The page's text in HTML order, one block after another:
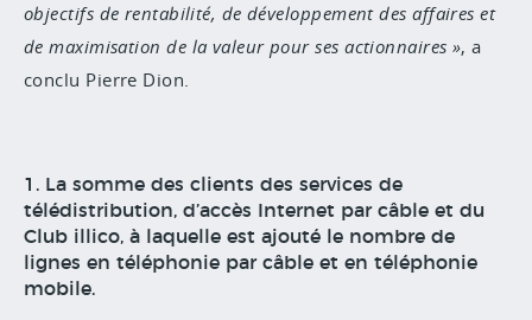
objectifs de rentabilité, de développement des affaires et
de maximisation de la valeur pour ses actionnaires
, a
conclu Pierre Dion.
1. La somme des clients des services de
télédistribution, d’accès Internet par câble et du
Club illico, à laquelle est ajouté le nombre de
lignes en téléphonie par câble et en téléphonie
mobile.